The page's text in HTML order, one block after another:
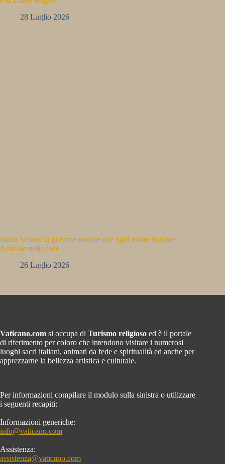
28 Luglio 2026
Santa Venera la giovane martire che ogni estate riunisce
Acireale nella fede
26 Luglio 2026
Vaticano.com si occupa di Turismo religioso ed è il portale
di riferimento per coloro che intendono visitare i numerosi
luoghi sacri italiani, animati da fede e spiritualità ed anche per
apprezzarne la bellezza artistica e culturale.
Per informazioni compilare il modulo sulla sinistra o utilizzare
i seguenti recapiti:
Informazioni generiche:
info@vaticano.com
Assistenza:
assistenza@vaticano.com